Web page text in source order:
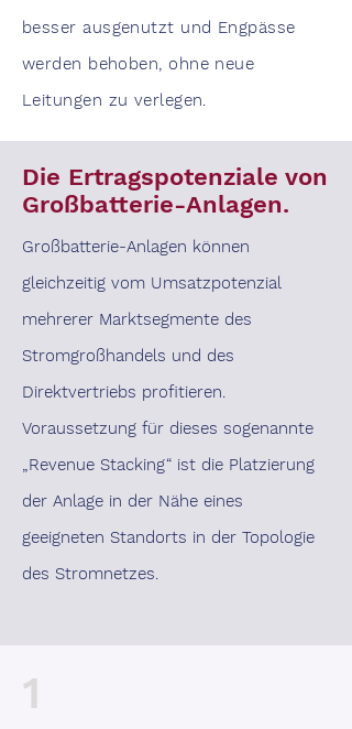
besser ausgenutzt und Engpässe
werden behoben, ohne neue
Leitungen zu verlegen.
Die Ertragspotenziale von
Großbatterie-Anlagen.
Großbatterie-Anlagen können
gleichzeitig vom Umsatzpotenzial
mehrerer Marktsegmente des
Stromgroßhandels und des
Direktvertriebs profitieren.
Voraussetzung für dieses sogenannte
„Revenue Stacking“ ist die Platzierung
der Anlage in der Nähe eines
geeigneten Standorts in der Topologie
des Stromnetzes.
1